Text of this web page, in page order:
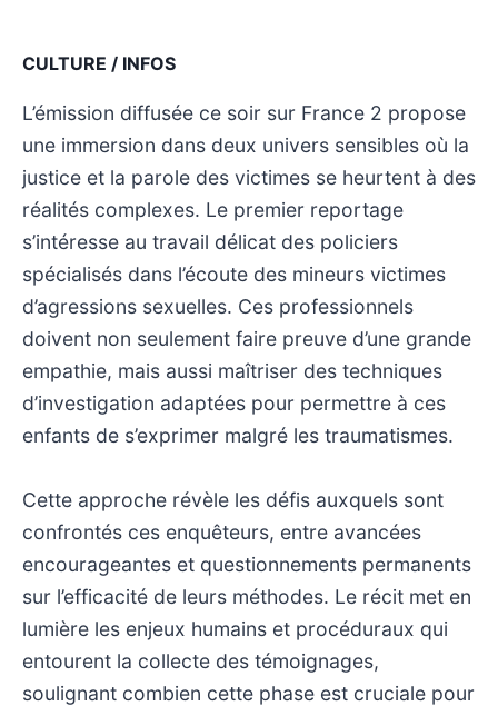
CULTURE / INFOS
L’émission diffusée ce soir sur France 2 propose
une immersion dans deux univers sensibles où la
justice et la parole des victimes se heurtent à des
réalités complexes. Le premier reportage
s’intéresse au travail délicat des policiers
spécialisés dans l’écoute des mineurs victimes
d’agressions sexuelles. Ces professionnels
doivent non seulement faire preuve d’une grande
empathie, mais aussi maîtriser des techniques
d’investigation adaptées pour permettre à ces
enfants de s’exprimer malgré les traumatismes.
Cette approche révèle les défis auxquels sont
confrontés ces enquêteurs, entre avancées
encourageantes et questionnements permanents
sur l’efficacité de leurs méthodes. Le récit met en
lumière les enjeux humains et procéduraux qui
entourent la collecte des témoignages,
soulignant combien cette phase est cruciale pour